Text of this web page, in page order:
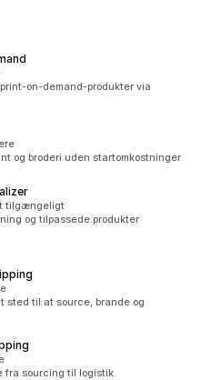
on-demand-produkter via
og broderi uden startomkostninger
tilgængeligt
og tilpassede produkter
sted til at source, brande og
fra sourcing til logistik.